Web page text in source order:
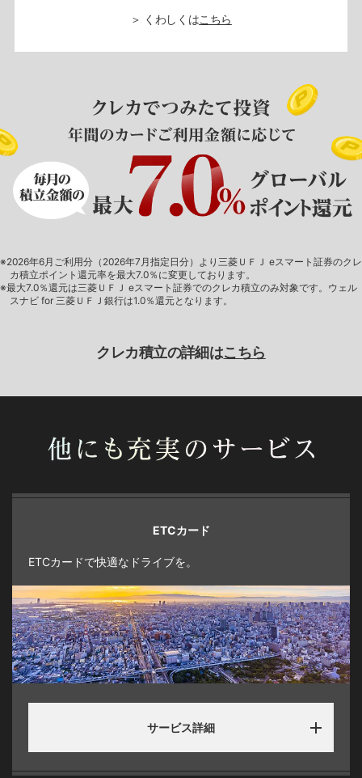
＞ くわしくはこちら
※2026年6月ご利用分（2026年7月指定日分）より三菱ＵＦＪ eスマート証券のクレ
カ積立ポイント還元率を最大7.0％に変更しております。
※最大7.0％還元は三菱ＵＦＪ eスマート証券でのクレカ積立のみ対象です。ウェル
スナビ for 三菱ＵＦＪ銀行は1.0％還元となります。
クレカ積立の詳細はこちら
ETCカード
ETCカードで快適なドライブを。
サービス詳細